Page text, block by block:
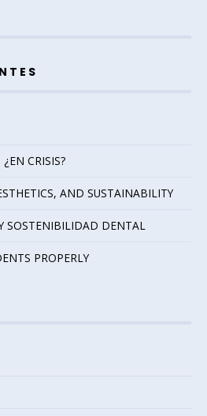
CRISIS?
AND SUSTAINABILITY
SOSTENIBILIDAD DENTAL
PROPERLY